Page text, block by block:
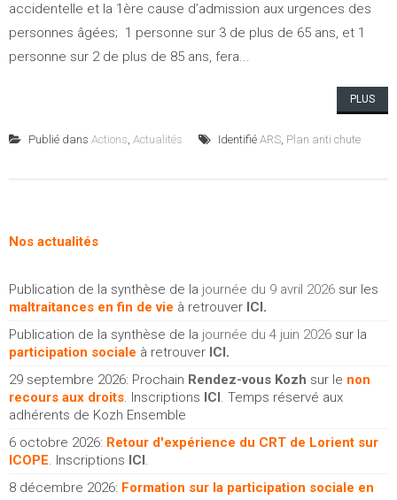
accidentelle et la 1ère cause d’admission aux urgences des
personnes âgées; 1 personne sur 3 de plus de 65 ans, et 1
personne sur 2 de plus de 85 ans, fera...
PLUS
Publié dans Actions, Actualités Identifié ARS, Plan anti chute
Nos actualités
Publication de la synthèse de la journée du 9 avril 2026 sur les
maltraitances en fin de vie à retrouver ICI .
Publication de la synthèse de la journée du 4 juin 2026 sur la
participation sociale à retrouver ICI .
29 septembre 2026: Prochain Rendez-vous Kozh sur le non
recours aux droits. Inscriptions ICI . Temps réservé aux
adhérents de Kozh Ensemble
6 octobre 2026: Retour d'expérience du CRT de Lorient sur
ICOPE. Inscriptions ICI .
8 décembre 2026: Formation sur la participation sociale en